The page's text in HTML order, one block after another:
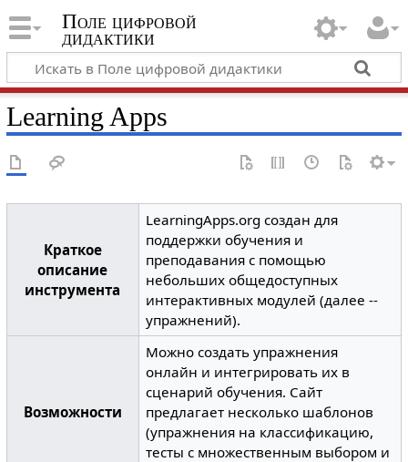
Поле цифровой
дидактики
Learning Apps
Краткое
описание
инструмента
LearningApps.org создан для
поддержки обучения и
преподавания с помощью
небольших общедоступных
интерактивных модулей (далее --
упражнений).
Возможности
Можно создать упражнения
онлайн и интегрировать их в
сценарий обучения. Сайт
предлагает несколько шаблонов
(упражнения на классификацию,
тесты с множественным выбором и